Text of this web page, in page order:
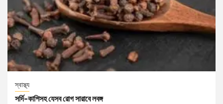
স্বাস্থ্য
সর্দি-কাশিসহ যেসব রোগ সারাবে লবঙ্গ